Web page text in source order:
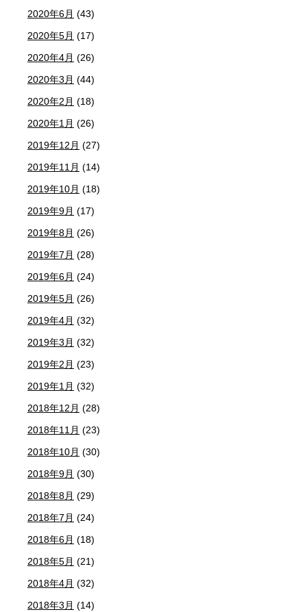
2020年6月 (43)
2020年5月 (17)
2020年4月 (26)
2020年3月 (44)
2020年2月 (18)
2020年1月 (26)
2019年12月 (27)
2019年11月 (14)
2019年10月 (18)
2019年9月 (17)
2019年8月 (26)
2019年7月 (28)
2019年6月 (24)
2019年5月 (26)
2019年4月 (32)
2019年3月 (32)
2019年2月 (23)
2019年1月 (32)
2018年12月 (28)
2018年11月 (23)
2018年10月 (30)
2018年9月 (30)
2018年8月 (29)
2018年7月 (24)
2018年6月 (18)
2018年5月 (21)
2018年4月 (32)
2018年3月 (14)